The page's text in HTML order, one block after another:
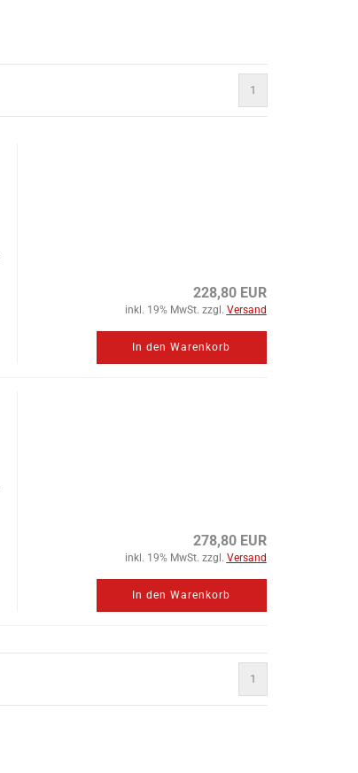
1
228,80 EUR
inkl. 19% MwSt. zzgl. Versand
In den Warenkorb
278,80 EUR
inkl. 19% MwSt. zzgl. Versand
In den Warenkorb
1